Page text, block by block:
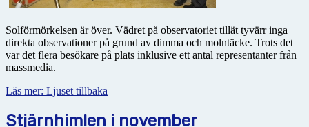
Solförmörkelsen är över. Vädret på observatoriet tillät tyvärr inga
direkta observationer på grund av dimma och molntäcke. Trots det
var det flera besökare på plats inklusive ett antal representanter från
massmedia.
Läs mer: Ljuset tillbaka
Stjärnhimlen i november